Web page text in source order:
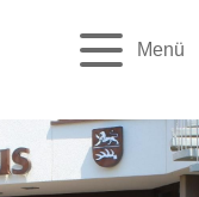
Menü